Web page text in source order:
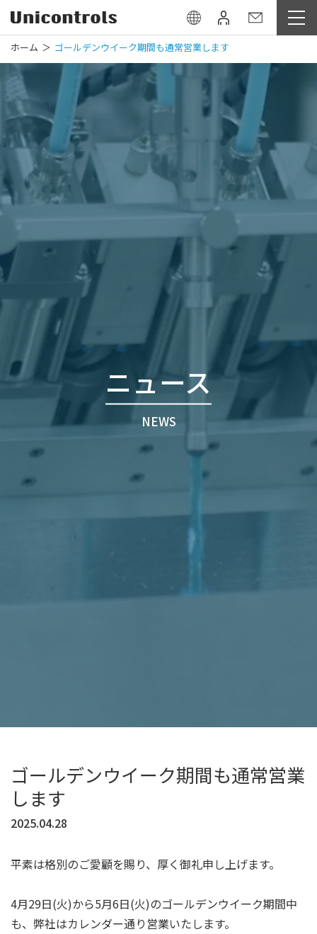
ホーム ゴールデンウイーク期間も通常営業します
ニュース
NEWS
ゴールデンウイーク期間も通常営業
します
2025.04.28
平素は格別のご愛顧を賜り、厚く御礼申し上げます。
4月29日(火)から5月6日(火)のゴールデンウイーク期間中
も、弊社はカレンダー通り営業いたします。